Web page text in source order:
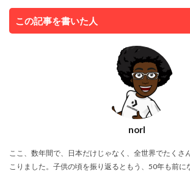
この記事を書いた人
norI
ここ、数年間で、日本だけじゃなく、全世界でたくさ
こりました。子供の頃を振り返るともう、50年も前に